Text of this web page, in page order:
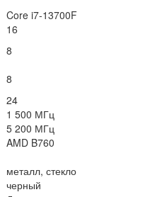
Core i7-13700F
16
8
8
24
1 500 МГц
5 200 МГц
AMD B760
металл, стекло
черный